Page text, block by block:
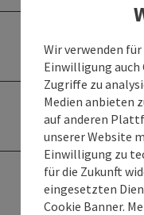
Wir verwenden
Einwilligung auch
Zugriffe zu
Medien anbieten
auf anderen
unserer Website
Einwilligung zu
für die Zukunft
eingesetzten
Cookie Banner.